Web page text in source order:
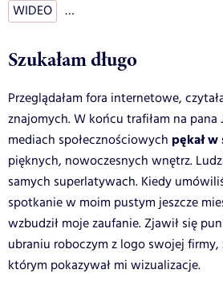
WIDEO …
Szukałam długo
Przeglądałam fora internetowe,
znajomych. W końcu trafiłam na pana
mediach społecznościowych pękał
pięknych, nowoczesnych wnętrz.
samych superlatywach. Kiedy
spotkanie w moim pustym jeszcze
wzbudził moje zaufanie. Zjawił się
ubraniu roboczym z logo swojej
którym pokazywał mi wizualizacje.